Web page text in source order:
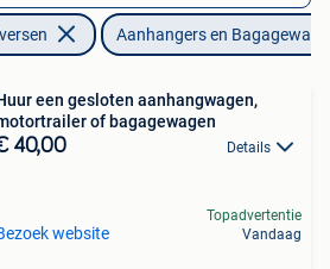
Aanhangers en
een gesloten aanhangwagen,
of bagagewagen
40,00 Details
website
Topadvertentie
Vandaag